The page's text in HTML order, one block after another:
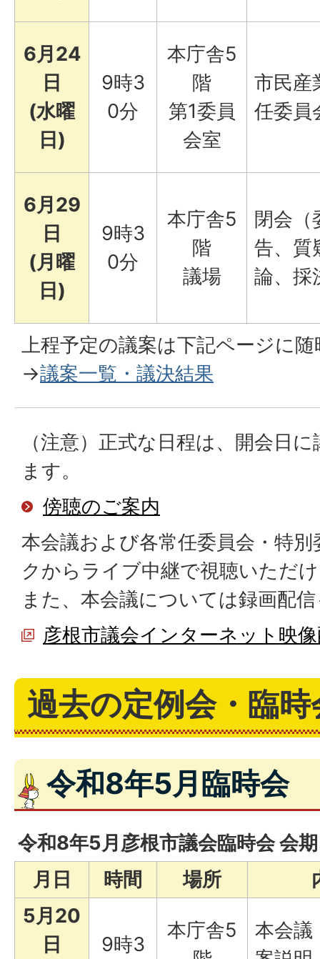
6月24
日
(水曜
日)
9時3
0分
本庁舎5
階
第1委員
会室
市民産
任委員
6月29
日
(月曜
日)
9時3
0分
本庁舎5
階
議場
閉会（
告、質
論、採
上程予定の議案は下記ページに
→議案一覧・議決結果
（注意）正式な日程は、開会日
ます。
傍聴のご案内
本会議および各常任委員会・特
クからライブ中継で視聴いただ
また、本会議については録画配
彦根市議会インターネット映
過去の定例会・臨
令和8年5月臨時会
令和8年5月彦根市議会臨時会 会
月日
時間 場所
5月20
日
9時3
本庁舎5
本会議